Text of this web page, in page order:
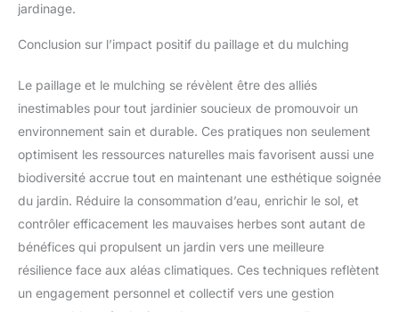
jardinage.
Conclusion sur l’impact positif du paillage et du mulching
Le paillage et le mulching se révèlent être des alliés
inestimables pour tout jardinier soucieux de promouvoir un
environnement sain et durable. Ces pratiques non seulement
optimisent les ressources naturelles mais favorisent aussi une
biodiversité accrue tout en maintenant une esthétique soignée
du jardin. Réduire la consommation d’eau, enrichir le sol, et
contrôler efficacement les mauvaises herbes sont autant de
bénéfices qui propulsent un jardin vers une meilleure
résilience face aux aléas climatiques. Ces techniques reflètent
un engagement personnel et collectif vers une gestion